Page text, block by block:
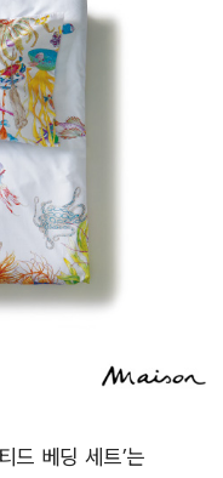
드 베딩 세트’는